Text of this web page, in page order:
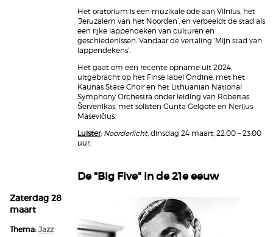
Het oratorium is een muzikale ode aan Vilnius, het
‘Jeruzalem van het Noorden’, en verbeeldt de stad als
een rijke lappendeken van culturen en
geschiedenissen. Vandaar de vertaling ‘Mijn stad van
lappendekens’.
Het gaat om een recente opname uit 2024,
uitgebracht op het Finse label Ondine, met het
Kaunas State Choir en het Lithuanian National
Symphony Orchestra onder leiding van Robertas
Šervenikas, met solisten Gunta Gelgote en Nerijus
Masevičius.
Luister: Noorderlicht, dinsdag 24 maart, 22:00 – 23:00
uur.
Zaterdag 28
maart
Thema:Jazz
De "Big Five" in de 21e eeuw